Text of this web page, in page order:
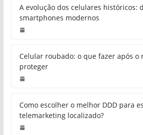
A evolução dos celulares históricos:
smartphones modernos
Celular roubado: o que fazer após o
proteger
Como escolher o melhor DDD para
telemarketing localizado?